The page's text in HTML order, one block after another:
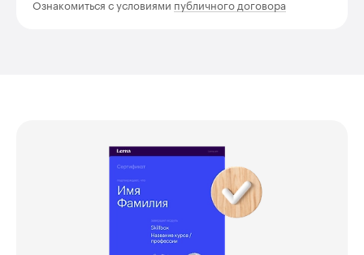
Ознакомиться с условиями публичного договора